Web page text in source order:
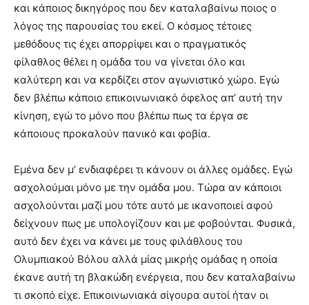
και κάποιος δικηγόρος που δεν καταλαβαίνω ποιος ο
λόγος της παρουσίας του εκεί. Ο κόσμος τέτοιες
μεθόδους τις έχει απορρίψει και ο πραγματικός
φίλαθλος θέλει η ομάδα του να γίνεται όλο και
καλύτερη και να κερδίζει στον αγωνιστικό χώρο. Εγώ
δεν βλέπω κάποιο επικοινωνιακό όφελος απ’ αυτή την
κίνηση, εγώ το μόνο που βλέπω πως τα έργα σε
κάποιους προκαλούν πανικό και φοβία.
Εμένα δεν μ’ ενδιαφέρει τι κάνουν οι άλλες ομάδες. Εγώ
ασχολούμαι μόνο με την ομάδα μου. Τώρα αν κάποιοι
ασχολούνται μαζί μου τότε αυτό με ικανοποιεί αφού
δείχνουν πως με υπολογίζουν και με φοβούνται. Φυσικά,
αυτό δεν έχει να κάνει με τους φιλάθλους του
Ολυμπιακού Βόλου αλλά μίας μικρής ομάδας η οποία
έκανε αυτή τη βλακώδη ενέργεια, που δεν καταλαβαίνω
τι σκοπό είχε. Επικοινωνιακά σίγουρα αυτοί ήταν οι